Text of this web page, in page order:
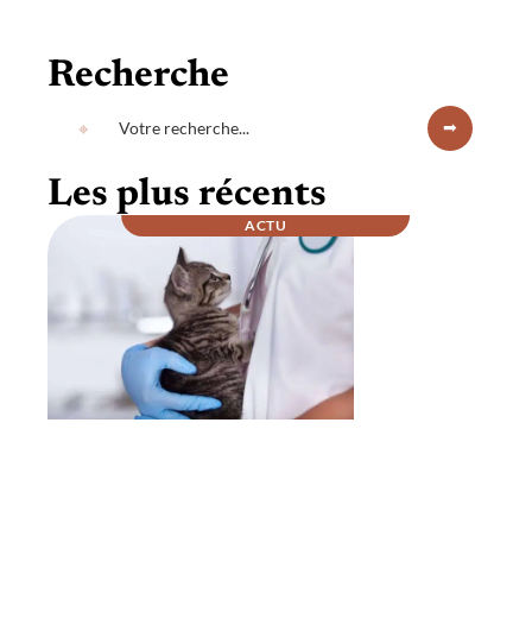
Recherche
Les plus récents
ACTU